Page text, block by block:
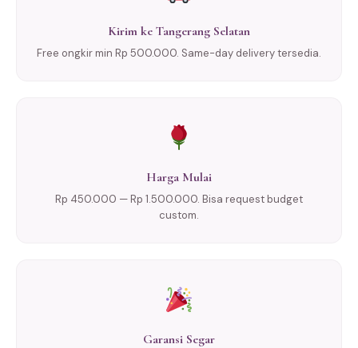
Kirim ke Tangerang Selatan
Free ongkir min Rp 500.000. Same-day delivery tersedia.
Harga Mulai
Rp 450.000 — Rp 1.500.000. Bisa request budget
custom.
Garansi Segar